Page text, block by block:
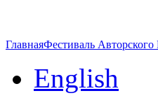
ГлавнаяФестиваль
English